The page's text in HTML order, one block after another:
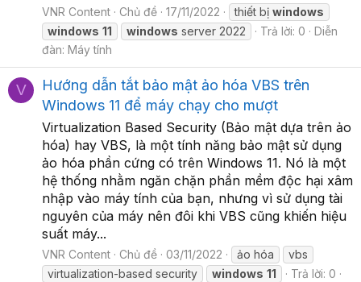
VNR Content Chủ đề 17/11/2022 thiết bị windows
windows 11 windows server 2022 Trả lời: 0
Diễn
đàn: Máy tính
V
Hướng dẫn tắt bảo mật ảo hóa VBS trên
Windows 11 để máy chạy cho mượt
Virtualization Based Security (Bảo mật dựa trên ảo
hóa) hay VBS, là một tính năng bảo mật sử dụng
ảo hóa phần cứng có trên Windows 11. Nó là một
hệ thống nhằm ngăn chặn phần mềm độc hại xâm
nhập vào máy tính của bạn, nhưng vì sử dụng tài
nguyên của máy nên đôi khi VBS cũng khiến hiệu
suất máy...
VNR Content Chủ đề 03/11/2022 ảo hóa
vbs
virtualization-based security
windows 11
Trả lời: 0